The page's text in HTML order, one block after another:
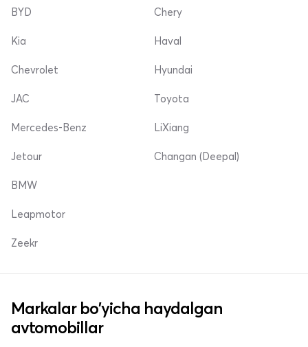
BYD
Kia
Chevrolet
Chery
Haval
Hyundai
JAC
Mercedes-Benz
Jetour
Toyota
LiXiang
Changan (Deepal)
BMW
Leapmotor
Zeekr
Markalar bo'yicha haydalgan
avtomobillar